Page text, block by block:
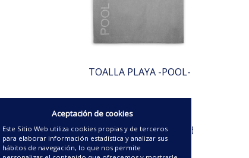
TOALLA PLAYA -POOL-
Aceptación de cookies
Este Sitio Web utiliza cookies propias y de terceros
para elaborar información estadística y analizar sus
hábitos de navegación, lo que nos permite